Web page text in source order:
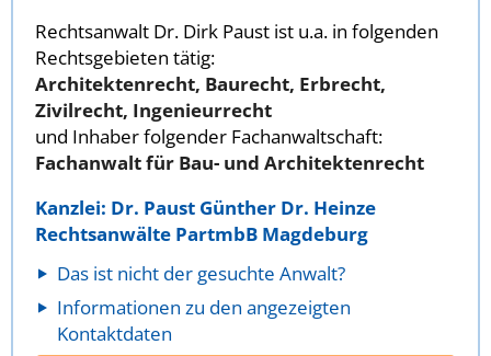
Rechtsanwalt Dr. Dirk Paust ist u.a. in folgenden
Rechtsgebieten tätig:
Architektenrecht, Baurecht, Erbrecht,
Zivilrecht, Ingenieurrecht
und Inhaber folgender Fachanwaltschaft:
Fachanwalt für Bau- und Architektenrecht
Kanzlei: Dr. Paust Günther Dr. Heinze
Rechtsanwälte PartmbB Magdeburg
Das ist nicht der gesuchte Anwalt?
Informationen zu den angezeigten
Kontaktdaten